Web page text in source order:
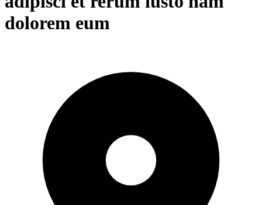
dolorem eum